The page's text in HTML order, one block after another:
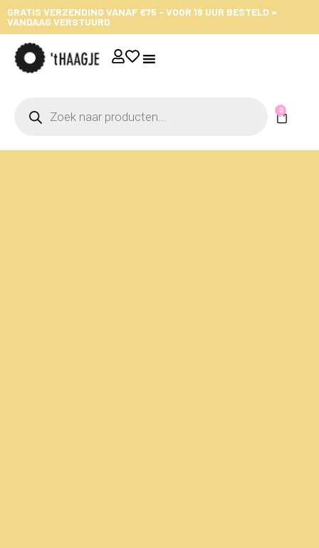
GRATIS VERZENDING VANAF €75 - VOOR 16 UUR BESTELD =
VANDAAG VERSTUURD
0